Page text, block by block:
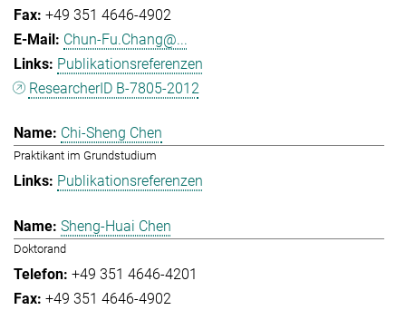
+49 351 4646-4902
Chun-Fu.Chang@...
Publikationsreferenzen
ResearcherID B-7805-2012
Chi-Sheng Chen
Praktikant im Grundstudium
Publikationsreferenzen
Sheng-Huai Chen
Doktorand
+49 351 4646-4201
+49 351 4646-4902